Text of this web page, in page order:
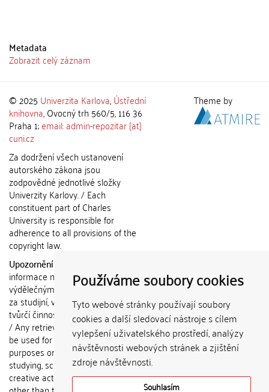
Používáme soubory cookies
Tyto webové stránky používají soubory
cookies a další sledovací nástroje s cílem
vylepšení uživatelského prostředí, analýzy
návštěvnosti webových stránek a zjištění
zdroje návštěvnosti.
Souhlasím
Metadata
Zobrazit celý záznam
© 2025 Univerzita Karlova,Ústřední
knihovna, Ovocný trh 560/5, 116 36
Praha 1;email: admin-repozitar [at]
cuni.cz
Za dodržení všech ustanovení
autorského zákona jsou
zodpovědné jednotlivé složky
Univerzity Karlovy. / Each
constituent part of Charles
University is responsible for
adherence to all provisions of the
copyright law.
Upozornění / Notice:
informace nemohou být použity k
výdělečným účelům nebo vydávány
za studijní, vědeckou nebo jinou
tvůrčí činnost jiné osoby než autora.
/ Any retrieved information shall not
be used for any commercial
purposes or claimed as results of
studying, scientific or any other
creative activities of any person
Theme by